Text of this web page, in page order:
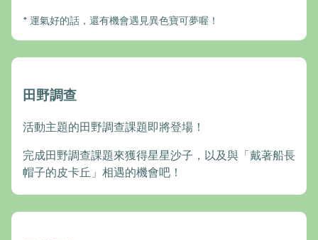
* 運氣好的話，還有機會遇見異色寶可夢喔！
田野調查
活動主題的田野調查課題即將登場！
完成田野調查課題來獲得星星沙子，以及與「戴著船長
帽子的皮卡丘」相遇的機會吧！